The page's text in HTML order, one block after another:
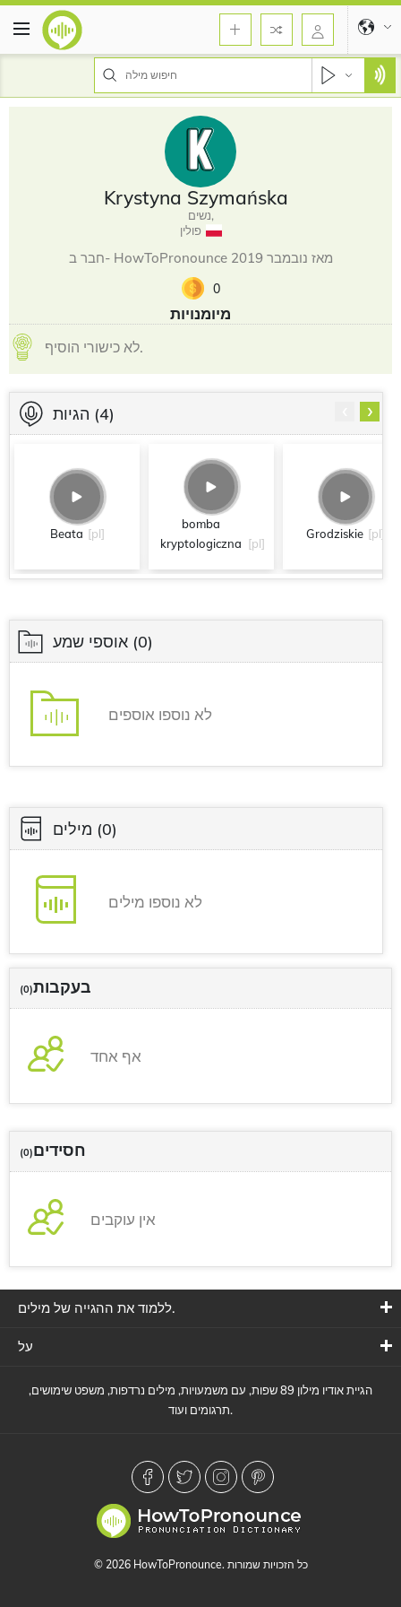
Krystyna Szymańska
נשים,
פולין
חבר ב- HowToPronounce מאז נובמבר 2019
0
מיומנויות
לא כישורי הוסיף.
הגיות (4)
Beata [pl]
bomba
kryptologiczna [pl]
Grodziskie [pl]
›
אוספי שמע (0)
לא נוספו אוספים
מילים (0)
לא נוספו מילים
בעקבות(0)
אף אחד
חסידים(0)
אין עוקבים
ללמוד את ההגייה של מילים.
על
הגיית אודיו מילון 89 שפות, עם משמעויות, מילים נרדפות, משפט שימושים,
תרגומים ועוד.
© 2026 HowToPronounce. כל הזכויות שמורות